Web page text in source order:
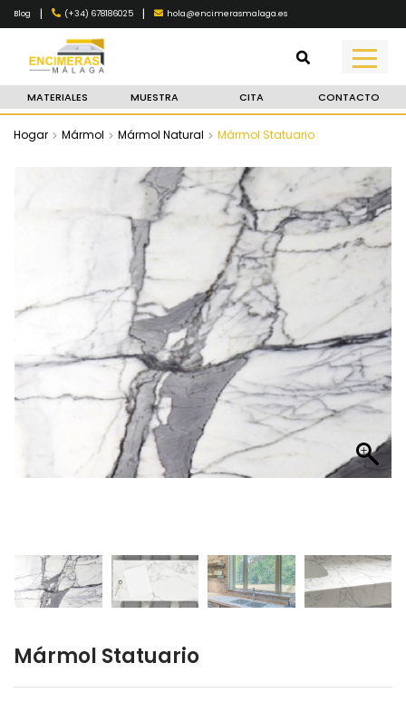
Blog | (+34) 678186025 | hola@encimerasmalaga.es
MATERIALES MUESTRA CITA CONTACTO
Hogar Mármol Mármol Natural Mármol Statuario
Mármol Statuario